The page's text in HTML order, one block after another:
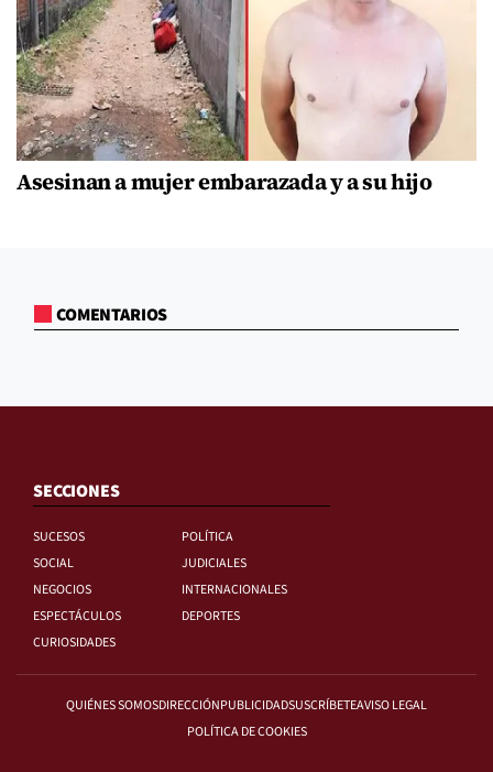
Asesinan a mujer embarazada y a su hijo
COMENTARIOS
SECCIONES
SUCESOS
POLÍTICA
SOCIAL
JUDICIALES
NEGOCIOS
INTERNACIONALES
ESPECTÁCULOS
DEPORTES
CURIOSIDADES
QUIÉNES SOMOSDIRECCIÓNPUBLICIDADSUSCRÍBETEAVISO LEGAL
POLÍTICA DE COOKIES